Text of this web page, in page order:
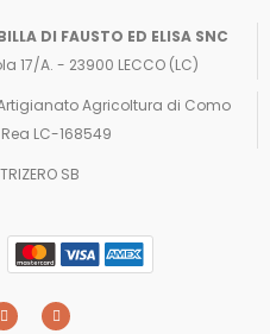
DI FAUSTO ED ELISA SNC
17/A. - 23900 LECCO (LC)
Agricoltura di Como
LC-168549
SB